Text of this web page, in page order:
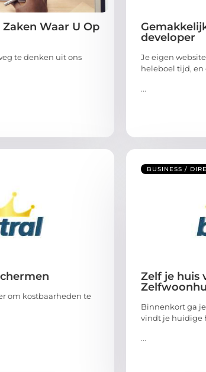
Waar U Op
te denken uit ons
developer
Je eigen
heleboel tijd, en
...
om kostbaarheden te
BUSINESS /
Zelf je huis
Binnenkort ga
vindt je huidige
...